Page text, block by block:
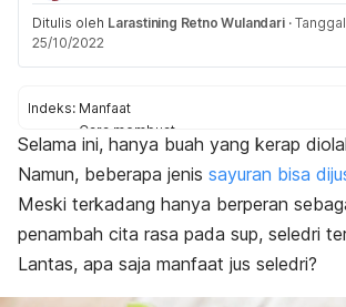
Ditulis oleh Larastining Retno Wulandari ·
25/10/2022
Indeks: Manfaat
Cara membuat
Peringatan
Selama ini, hanya buah yang kerap
Namun, beberapa jenis sayuran bisa
Meski terkadang hanya berperan
penambah cita rasa pada sup, seledri
Lantas, apa saja manfaat jus seledri?